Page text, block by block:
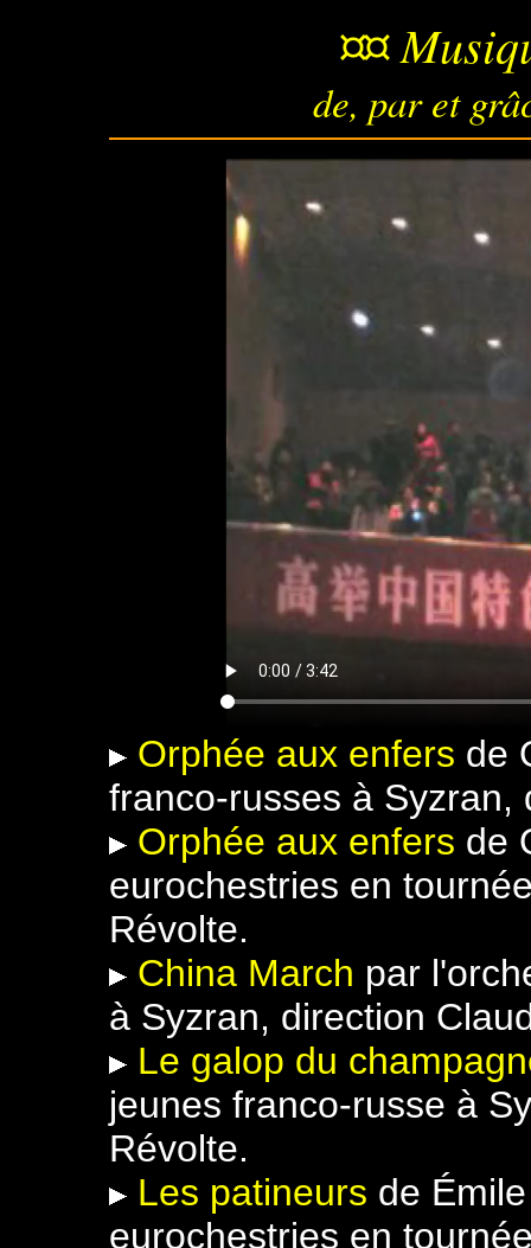
¤¤
de, par et
Orphée aux enfers de
franco-russes à Syzran,
Orphée aux enfers de
eurochestries en
Révolte.
China March par
à Syzran, direction
Le galop du
jeunes franco-russe à
Révolte.
Les patineurs de
eurochestries en